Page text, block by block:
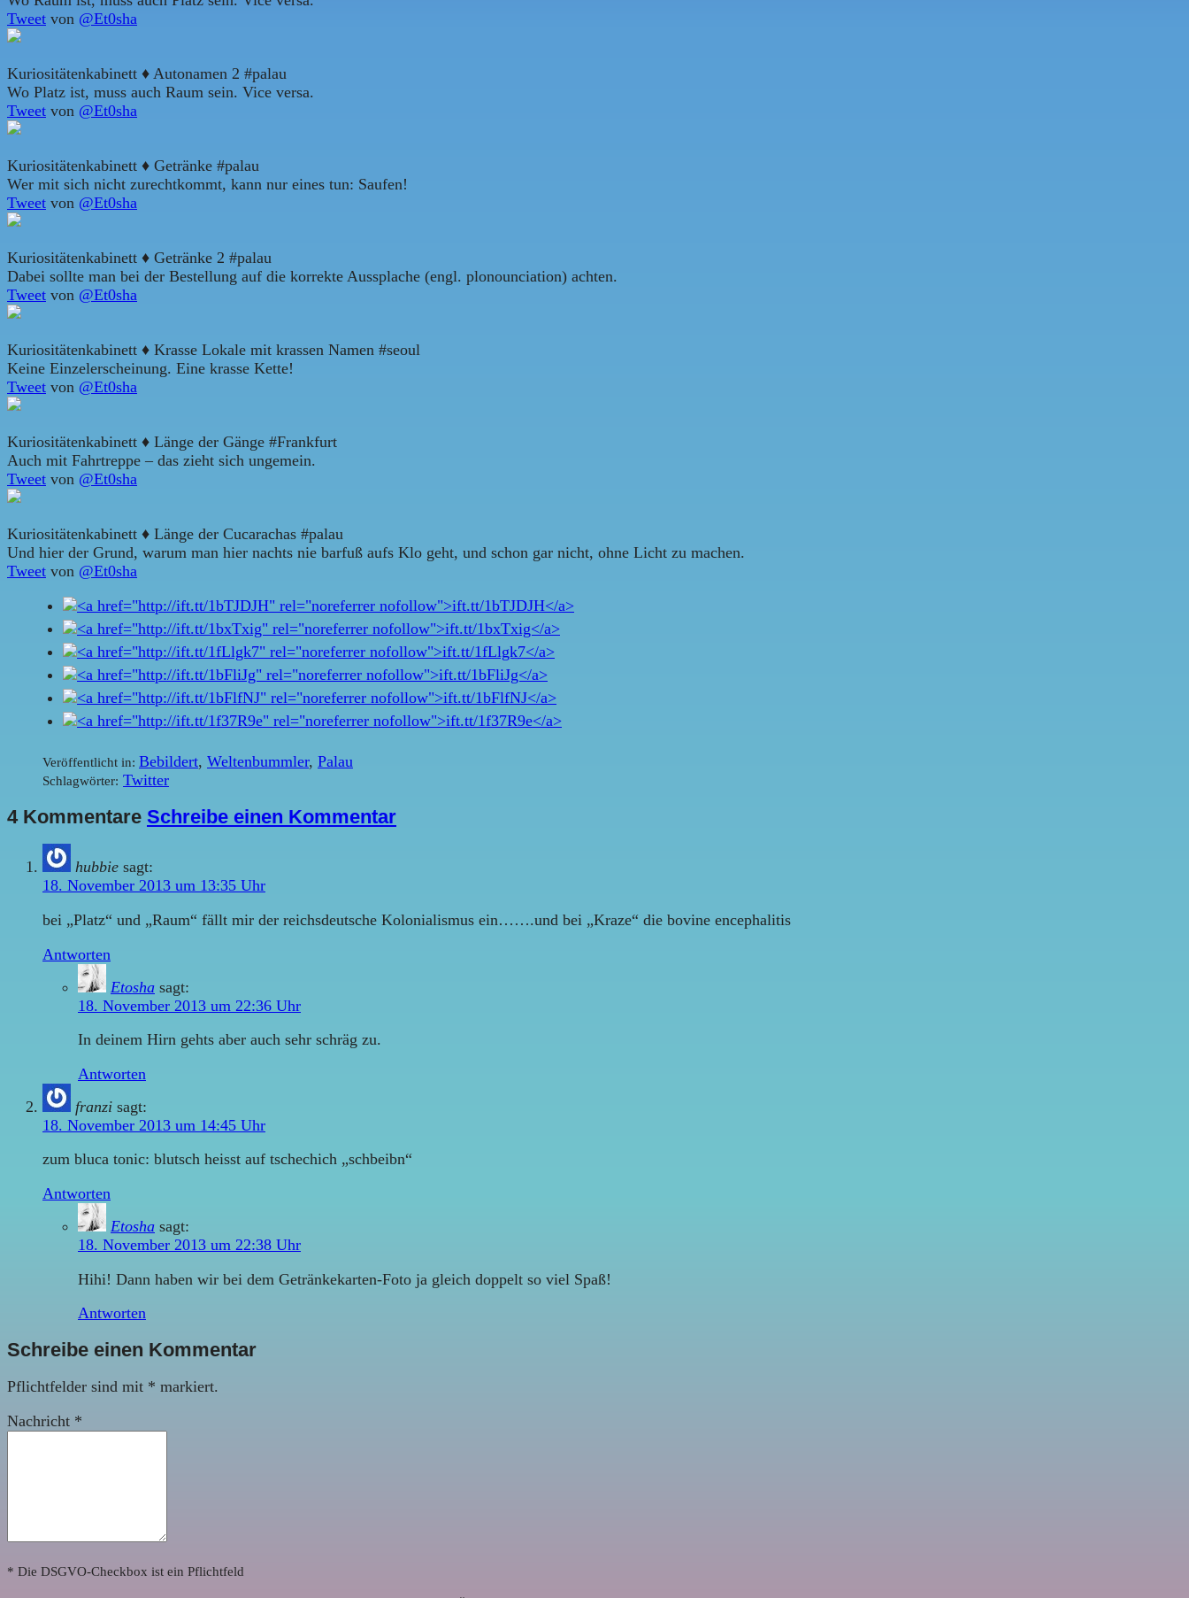
Tweet von @Et0sha
Kuriositätenkabinett ♦ Autonamen 2 #palau
Wo Platz ist, muss auch Raum sein. Vice versa.
Tweet von @Et0sha
Kuriositätenkabinett ♦ Getränke #palau
Wer mit sich nicht zurechtkommt, kann nur eines tun: Saufen!
Tweet von @Et0sha
Kuriositätenkabinett ♦ Getränke 2 #palau
Dabei sollte man bei der Bestellung auf die korrekte Aussplache (engl. plonounciation) achten.
Tweet von @Et0sha
Kuriositätenkabinett ♦ Krasse Lokale mit krassen Namen #seoul
Keine Einzelerscheinung. Eine krasse Kette!
Tweet von @Et0sha
Kuriositätenkabinett ♦ Länge der Gänge #Frankfurt
Auch mit Fahrtreppe – das zieht sich ungemein.
Tweet von @Et0sha
Kuriositätenkabinett ♦ Länge der Cucarachas #palau
Und hier der Grund, warum man hier nachts nie barfuß aufs Klo geht, und schon gar nicht, ohne Licht zu machen.
Tweet von @Et0sha
Veröffentlicht in: Bebildert, Weltenbummler, Palau
Schlagwörter: Twitter
4 Kommentare Schreibe einen Kommentar
hubbie sagt:
18. November 2013 um 13:35 Uhr
bei „Platz“ und „Raum“ fällt mir der reichsdeutsche Kolonialismus ein…….und bei „Kraze“ die bovine encephalitis
Antworten
Etosha sagt:
18. November 2013 um 22:36 Uhr
In deinem Hirn gehts aber auch sehr schräg zu.
Antworten
franzi sagt:
18. November 2013 um 14:45 Uhr
zum bluca tonic: blutsch heisst auf tschechich „schbeibn“
Antworten
Etosha sagt:
18. November 2013 um 22:38 Uhr
Hihi! Dann haben wir bei dem Getränkekarten-Foto ja gleich doppelt so viel Spaß!
Antworten
Schreibe einen Kommentar
Pflichtfelder sind mit * markiert.
Nachricht *
* Die DSGVO-Checkbox ist ein Pflichtfeld